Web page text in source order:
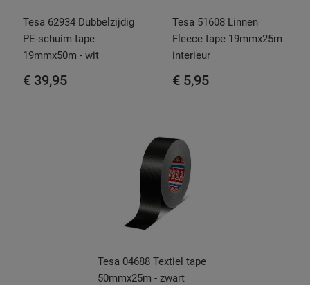
Tesa 62934 Dubbelzijdig
PE-schuim tape
19mmx50m - wit
€ 39,95
Tesa 51608 Linnen
Fleece tape 19mmx25m
interieur
€ 5,95
Tesa 04688 Textiel tape
50mmx25m - zwart